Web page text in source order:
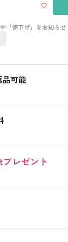
可能
プレゼント